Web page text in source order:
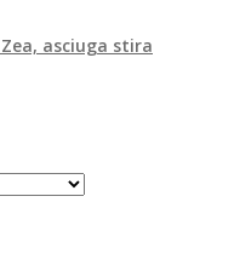
asciuga stira